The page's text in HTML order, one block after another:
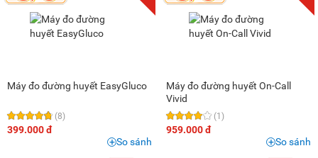
Máy đo đường huyết EasyGluco
(8)
399.000 đ
So sánh
Máy đo đường huyết On-Call
Vivid
(1)
959.000 đ
So sánh